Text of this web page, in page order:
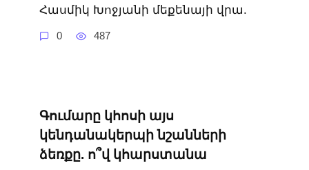
Հասմիկ Խոջյանի մեքենայի վրա.
0 487
Գումարը կհոսի այս
կենդանակերպի նշանների
ձեռքը. ո՞վ կհարստանա